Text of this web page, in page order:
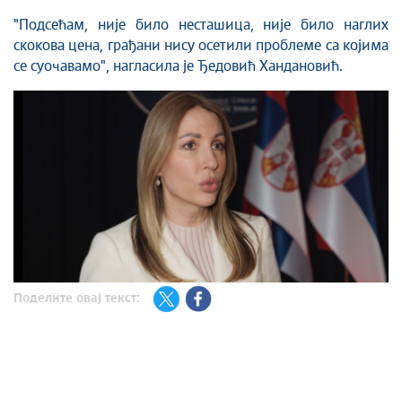
"Подсећам, није било несташица, није било наглих
скокова цена, грађани нису осетили проблеме са којима
се суочавамо", нагласила је Ђедовић Хандановић.
Поделите овај текст: